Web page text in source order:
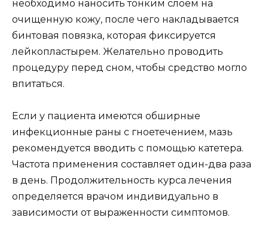
необходимо наносить тонким слоем на
очищенную кожу, после чего накладывается
бинтовая повязка, которая фиксируется
лейкопластырем. Желательно проводить
процедуру перед сном, чтобы средство могло
впитаться.
Если у пациента имеются обширные
инфекционные раны с гноетечением, мазь
рекомендуется вводить с помощью катетера.
Частота применения составляет один-два раза
в день. Продолжительность курса лечения
определяется врачом индивидуально в
зависимости от выраженности симптомов.